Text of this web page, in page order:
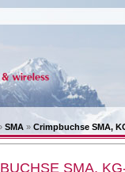
SMA » Crimpbuchse SMA,
SMA,